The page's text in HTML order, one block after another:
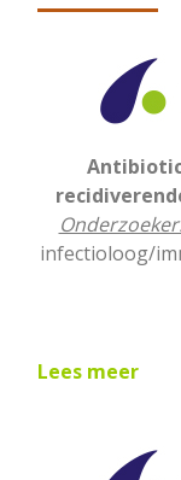
infectioloog/
Lees meer